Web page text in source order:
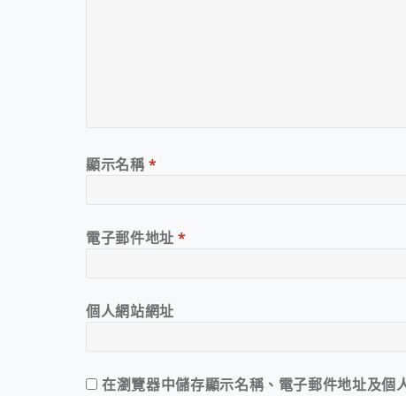
顯示名稱*
電子郵件地址*
個人網站網址
在瀏覽器中儲存顯示名稱、電子郵件地址及個